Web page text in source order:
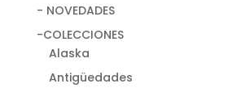
- NOVEDADES
-COLECCIONES
Alaska
Antigüedades